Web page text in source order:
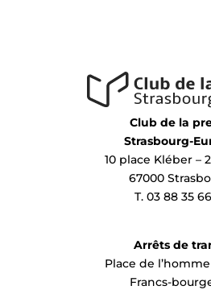
Club de la
Strasbourg-
10 place Kléber –
67000
T. 03 88 35
Arrêts de
Place de
Francs-